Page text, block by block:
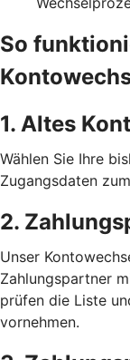
So
1. Altes
Wählen Sie Ihre
Zugangsdaten
2.
Unser
Zahlungspartner
prüfen die Liste
vornehmen.